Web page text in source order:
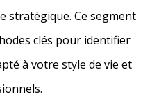
stratégique. Ce segment
clés pour identifier
à votre style de vie et